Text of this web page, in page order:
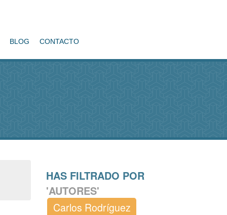
BLOG CONTACTO
HAS FILTRADO POR
'AUTORES'
Carlos Rodríguez